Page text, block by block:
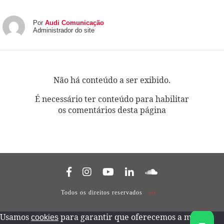
Por Audi Comunicação
Administrador do site
Não há conteúdo a ser exibido.
É necessário ter conteúdo para habilitar
os comentários desta página
Todos os direitos reservados
Usamos cookies para garantir que oferecemos a melhor